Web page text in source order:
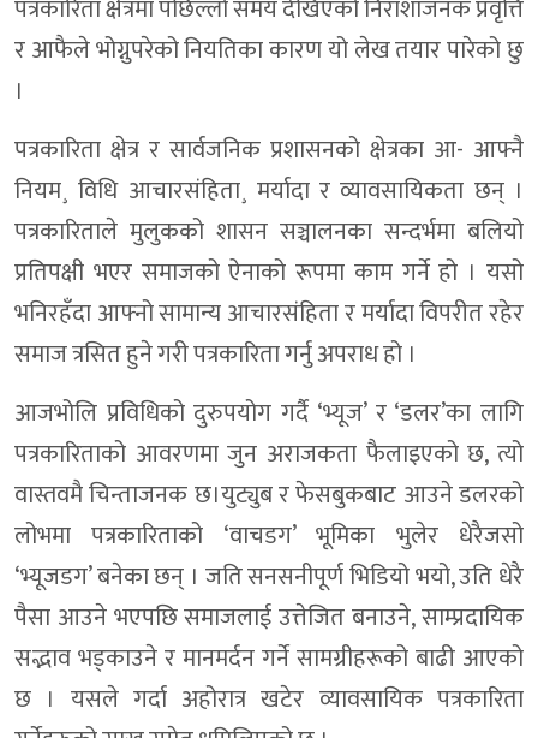
पत्रकारिता क्षेत्रमा पछिल्लो समय देखिएको निराशाजनक प्रवृत्ति
र आफैले भोग्नुपरेको नियतिका कारण यो लेख तयार पारेको छु
।
पत्रकारिता क्षेत्र र सार्वजनिक प्रशासनको क्षेत्रका आ- आफ्नै
नियम¸ विधि आचारसंहिता¸ मर्यादा र व्यावसायिकता छन् ।
पत्रकारिताले मुलुकको शासन सञ्चालनका सन्दर्भमा बलियो
प्रतिपक्षी भएर समाजको ऐनाको रूपमा काम गर्ने हो । यसो
भनिरहँदा आफ्नो सामान्य आचारसंहिता र मर्यादा विपरीत रहेर
समाज त्रसित हुने गरी पत्रकारिता गर्नु अपराध हो ।
आजभोलि प्रविधिको दुरुपयोग गर्दै ‘भ्यूज’ र ‘डलर’का लागि
पत्रकारिताको आवरणमा जुन अराजकता फैलाइएको छ, त्यो
वास्तवमै चिन्ताजनक छ।युट्युब र फेसबुकबाट आउने डलरको
लोभमा पत्रकारिताको ‘वाचडग’ भूमिका भुलेर धेरैजसो
‘भ्यूजडग’ बनेका छन् । जति सनसनीपूर्ण भिडियो भयो, उति धेरै
पैसा आउने भएपछि समाजलाई उत्तेजित बनाउने, साम्प्रदायिक
सद्भाव भड्काउने र मानमर्दन गर्ने सामग्रीहरूको बाढी आएको
छ । यसले गर्दा अहोरात्र खटेर व्यावसायिक पत्रकारिता